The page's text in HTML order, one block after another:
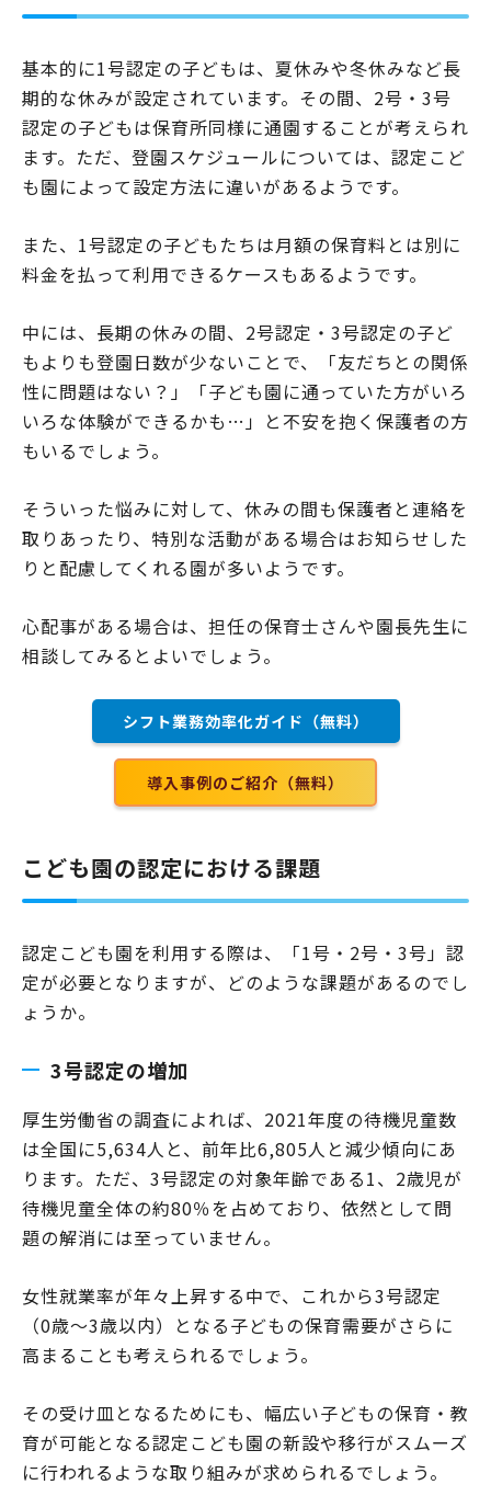
基本的に1号認定の子どもは、夏休みや冬休みなど長
期的な休みが設定されています。その間、2号・3号
認定の子どもは保育所同様に通園することが考えられ
ます。ただ、登園スケジュールについては、認定こど
も園によって設定方法に違いがあるようです。
また、1号認定の子どもたちは月額の保育料とは別に
料金を払って利用できるケースもあるようです。
中には、長期の休みの間、2号認定・3号認定の子ど
もよりも登園日数が少ないことで、「友だちとの関係
性に問題はない？」「子ども園に通っていた方がいろ
いろな体験ができるかも…」と不安を抱く保護者の方
もいるでしょう。
そういった悩みに対して、休みの間も保護者と連絡を
取りあったり、特別な活動がある場合はお知らせした
りと配慮してくれる園が多いようです。
心配事がある場合は、担任の保育士さんや園長先生に
相談してみるとよいでしょう。
シフト業務効率化ガイド（無料）
導入事例のご紹介（無料）
こども園の認定における課題
認定こども園を利用する際は、「1号・2号・3号」認
定が必要となりますが、どのような課題があるのでし
ょうか。
3号認定の増加
厚生労働省の調査によれば、2021年度の待機児童数
は全国に5,634人と、前年比6,805人と減少傾向にあ
ります。ただ、3号認定の対象年齢である1、2歳児が
待機児童全体の約80％を占めており、依然として問
題の解消には至っていません。
女性就業率が年々上昇する中で、これから3号認定
（0歳～3歳以内）となる子どもの保育需要がさらに
高まることも考えられるでしょう。
その受け皿となるためにも、幅広い子どもの保育・教
育が可能となる認定こども園の新設や移行がスムーズ
に行われるような取り組みが求められるでしょう。